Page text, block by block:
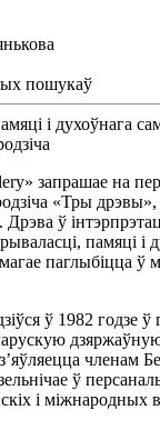
пошукаў
запрашае на
«Тры
Дрэва ў
памяці і
паглыбіцца ў
ў 1982 годзе ў
членам
ў
і міжнародных